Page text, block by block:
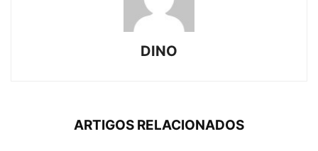
DINO
ARTIGOS RELACIONADOS